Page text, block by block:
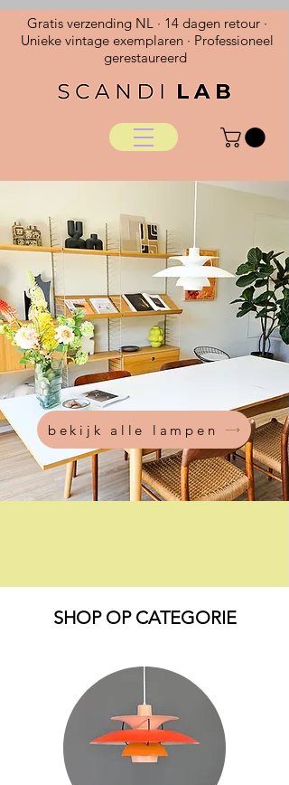
Gratis verzending NL · 14 dagen retour ·
Unieke vintage exemplaren · Professioneel
gerestaureerd
bekijk alle lampen
Unieke vintage
Scandinavische lampen,
SHOP OP CATEGORIE